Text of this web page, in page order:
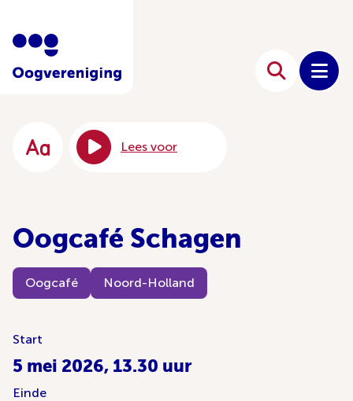
Lees voor
Oogcafé Schagen
Oogcafé Noord-Holland
Start
5 mei 2026, 13.30 uur
Einde